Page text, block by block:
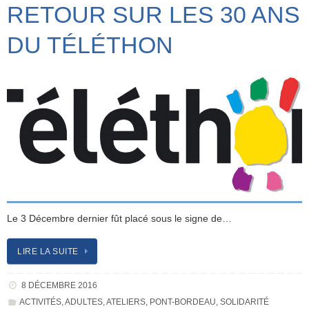
RETOUR SUR LES 30 ANS
DU TÉLÉTHON
Le 3 Décembre dernier fût placé sous le signe de…
LIRE LA SUITE
8 DÉCEMBRE 2016
ACTIVITÉS,ADULTES,ATELIERS, PONT-BORDEAU, SOLIDARITÉ